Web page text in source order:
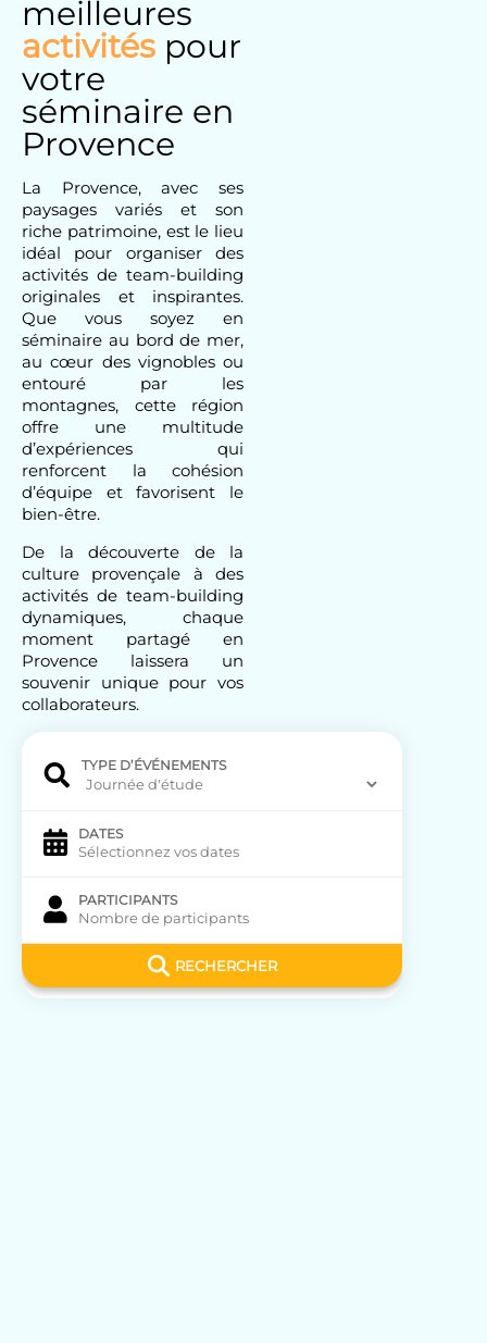
meilleures
activités pour
votre
séminaire en
Provence
La Provence, avec ses
paysages variés et son
riche patrimoine, est le lieu
idéal pour organiserdes
activités de team-building
originales et inspirantes.
Que vous soyez en
séminaire au bord de mer,
au cœur des vignobles ou
entouré par les
montagnes, cette région
offre une multitude
d’expériences qui
renforcent la cohésion
d’équipe et favorisent le
bien-être.
De la découverte de la
culture provençale à des
activités de team-building
dynamiques, chaque
moment partagé en
Provence laissera un
souvenir unique pour vos
collaborateurs.
TYPE D’ÉVÉNEMENTS
DATES
PARTICIPANTS
RECHERCHER